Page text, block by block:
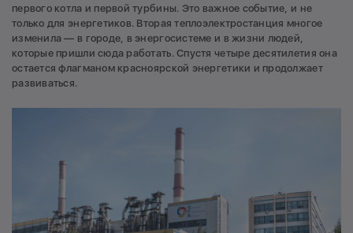
первого котла и первой турбины. Это важное событие, и не
только для энергетиков. Вторая теплоэлектростанция многое
изменила — в городе, в энергосистеме и в жизни людей,
которые пришли сюда работать. Спустя четыре десятилетия она
остается флагманом красноярской энергетики и продолжает
развиваться.